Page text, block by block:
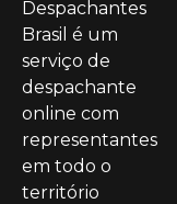
Despachantes
Brasil é um
serviço de
despachante
online com
representantes
em todo o
território